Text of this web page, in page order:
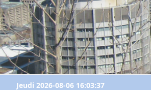
Jeudi 2026-08-06 16:03:37